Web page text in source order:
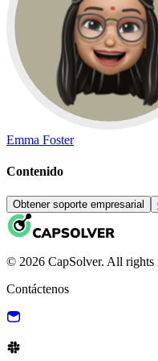
Emma Foster
Contenido
Obtener soporte empresarial
© 2026 CapSolver. All rights
Contáctenos